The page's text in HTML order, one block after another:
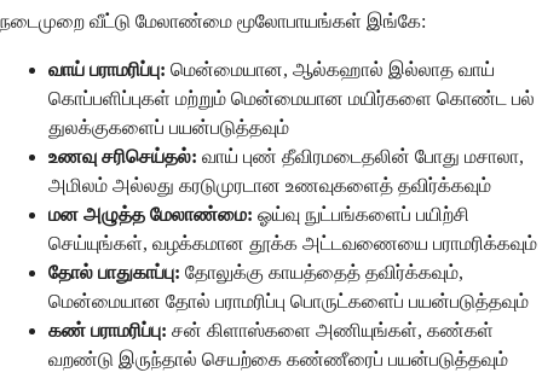
நடைமுறை வீட்டு மேலாண்மை மூலோபாயங்கள் இங்கே:
வாய் பராமரிப்பு: மென்மையான, ஆல்கஹால் இல்லாத வாய்
கொப்பளிப்புகள் மற்றும் மென்மையான மயிர்களை கொண்ட பல்
துலக்குகளைப் பயன்படுத்தவும்
உணவு சரிசெய்தல்: வாய் புண் தீவிரமடைதலின் போது மசாலா,
அமிலம் அல்லது கரடுமுரடான உணவுகளைத் தவிர்க்கவும்
மன அழுத்த மேலாண்மை: ஓய்வு நுட்பங்களைப் பயிற்சி
செய்யுங்கள், வழக்கமான தூக்க அட்டவணையை பராமரிக்கவும்
தோல் பாதுகாப்பு: தோலுக்கு காயத்தைத் தவிர்க்கவும்,
மென்மையான தோல் பராமரிப்பு பொருட்களைப் பயன்படுத்தவும்
கண் பராமரிப்பு: சன் கிளாஸ்களை அணியுங்கள், கண்கள்
வறண்டு இருந்தால் செயற்கை கண்ணீரைப் பயன்படுத்தவும்